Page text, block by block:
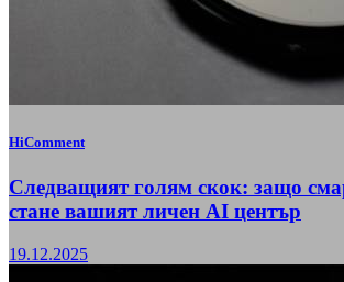
HiComment
Следващият голям скок: защо
стане вашият личен AI център
19.12.2025